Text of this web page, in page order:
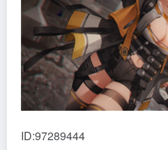
ID:97289444